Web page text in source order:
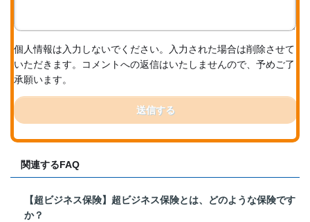
個人情報は入力しないでください。入力された場合は削除させて
いただきます。コメントへの返信はいたしませんので、予めご了
承願います。
送信する
関連するFAQ
【超ビジネス保険】超ビジネス保険とは、どのような保険です
か？